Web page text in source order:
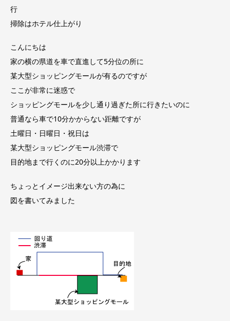
行
掃除はホテル仕上がり
こんにちは
家の横の県道を車で直進して5分位の所に
某大型ショッピングモールが有るのですが
ここが非常に迷惑で
ショッピングモールを少し通り過ぎた所に行きたいのに
普通なら車で10分かからない距離ですが
土曜日・日曜日・祝日は
某大型ショッピングモール渋滞で
目的地まで行くのに20分以上かかります
ちょっとイメージ出来ない方の為に
図を書いてみました